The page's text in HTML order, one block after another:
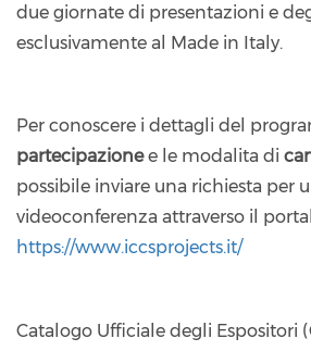
due giornate di presentazioni e
esclusivamente al Made in Italy.
Per conoscere i dettagli del
partecipazionee le modalita di
possibile inviare una richiesta per
videoconferenza attraverso il
https://www.iccsprojects.it/
Catalogo Ufficiale degli Espositori